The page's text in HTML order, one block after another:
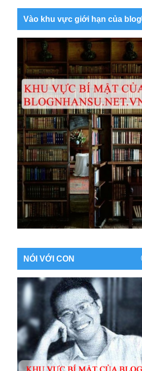
Vào khu vực giới hạn của blog
NÓI VỚI CON